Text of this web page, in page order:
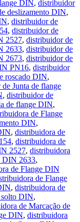
DIN, distribuidor
deslizamento DIN,
, distribuidor de
, distribuidor de
2527, distribuidor de
2633, distribuidor de
2673, distribuidor de
PN16, distribuidor
roscado DIN,
Junta de flange
, distribuidor de
de flange DIN,
de Flange
DIN,
, distribuidora de
, distribuidora de
2527, distribuidora
DIN 2633,
de Flange DIN
de Flange
, distribuidora de
solto DIN,
de Marcação de
DIN, distribuidora